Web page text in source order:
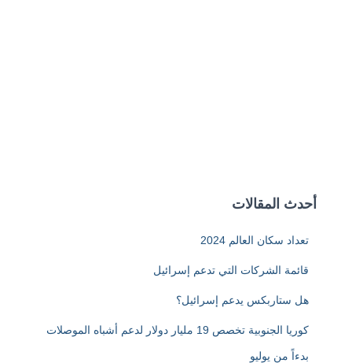
أحدث المقالات
تعداد سكان العالم 2024
قائمة الشركات التي تدعم إسرائيل
هل ستاربكس يدعم إسرائيل؟
كوريا الجنوبية تخصص 19 مليار دولار لدعم أشباه الموصلات
بدءاً من يوليو